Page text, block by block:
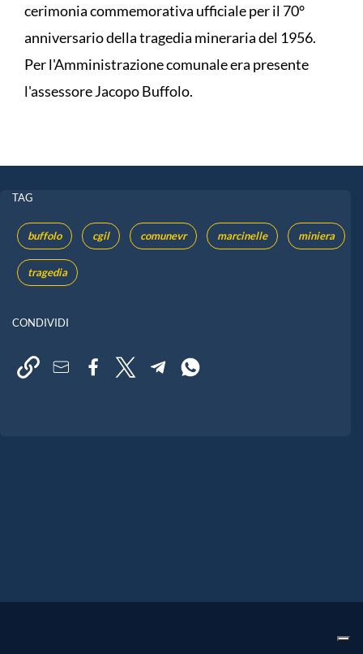
cerimonia commemorativa ufficiale per il 70°
anniversario della tragedia mineraria del 1956.
Per l'Amministrazione comunale era presente
l'assessore Jacopo Buffolo.
TAG
buffolo cgil comunevr marcinelle miniera
tragedia
CONDIVIDI